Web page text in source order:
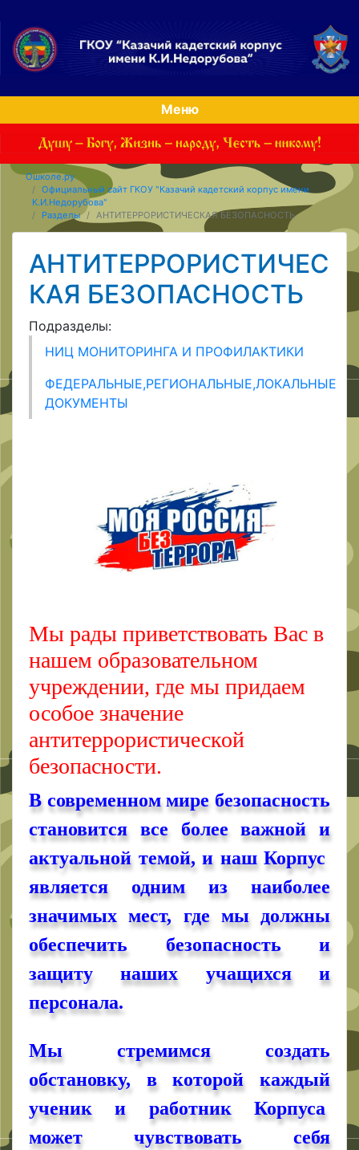
Меню
Ошколе.ру
Официальный сайт ГКОУ "Казачий кадетский корпус имени
К.И.Недорубова"
Разделы
АНТИТЕРРОРИСТИЧЕСКАЯ БЕЗОПАСНОСТЬ
АНТИТЕРРОРИСТИЧЕС
КАЯ БЕЗОПАСНОСТЬ
Подразделы:
НИЦ МОНИТОРИНГА И ПРОФИЛАКТИКИ
ФЕДЕРАЛЬНЫЕ,РЕГИОНАЛЬНЫЕ,ЛОКАЛЬНЫЕ
ДОКУМЕНТЫ
Мы рады приветствовать Вас в
нашем образовательном
учреждении, где мы придаем
особое значение
антитеррористической
безопасности.
В современном мире безопасность
становится все более важной и
актуальной темой, и наш Корпус
является одним из наиболее
значимых мест, где мы должны
обеспечить безопасность и
защиту наших учащихся и
персонала.
Мы стремимся создать
обстановку, в которой каждый
ученик и работник Корпуса
может чувствовать себя